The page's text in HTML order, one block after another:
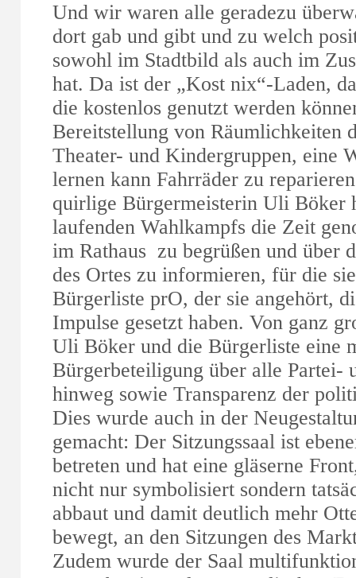
Und wir waren alle geradezu
dort gab und gibt und zu welch
sowohl im Stadtbild als auch im
hat. Da ist der „Kost nix“-Laden,
die kostenlos genutzt werden
Bereitstellung von Räumlichkeiten
Theater- und Kindergruppen, eine
lernen kann Fahrräder zu
quirlige Bürgermeisterin Uli Böker
laufenden Wahlkampfs die Zeit
im Rathaus zu begrüßen und über
des Ortes zu informieren, für die
Bürgerliste prO, der sie angehört,
Impulse gesetzt haben. Von ganz
Uli Böker und die Bürgerliste eine
Bürgerbeteiligung über alle Partei-
hinweg sowie Transparenz der
Dies wurde auch in der
gemacht: Der Sitzungssaal ist
betreten und hat eine gläserne
nicht nur symbolisiert sondern
abbaut und damit deutlich mehr
bewegt, an den Sitzungen des
Zudem wurde der Saal